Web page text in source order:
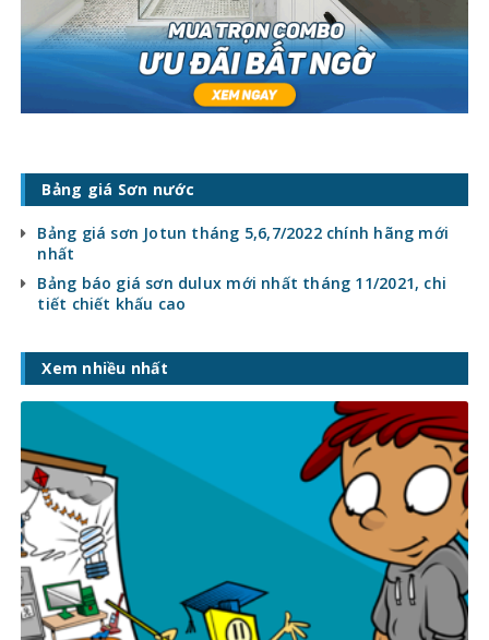
Bảng giá Sơn nước
Bảng giá sơn Jotun tháng 5,6,7/2022 chính hãng mới
nhất
Bảng báo giá sơn dulux mới nhất tháng 11/2021, chi
tiết chiết khấu cao
Xem nhiều nhất